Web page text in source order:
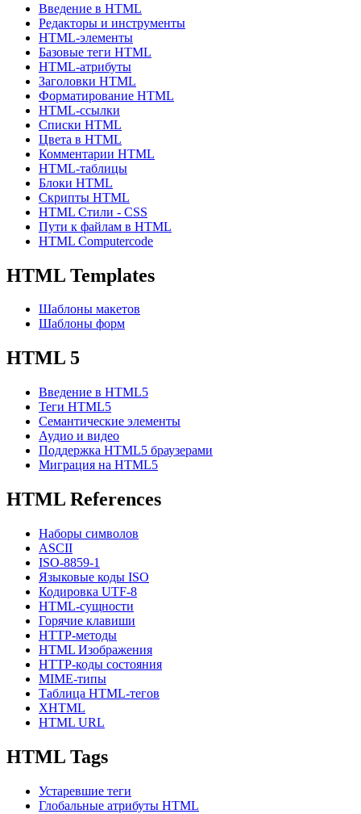
Введение в HTML
Редакторы и инструменты
HTML-элементы
Базовые теги HTML
HTML-атрибуты
Заголовки HTML
Форматирование HTML
HTML-ссылки
Списки HTML
Цвета в HTML
Комментарии HTML
HTML-таблицы
Блоки HTML
Скрипты HTML
HTML Стили - CSS
Пути к файлам в HTML
HTML Computercode
HTML Templates
Шаблоны макетов
Шаблоны форм
HTML 5
Введение в HTML5
Теги HTML5
Семантические элементы
Аудио и видео
Поддержка HTML5 браузерами
Миграция на HTML5
HTML References
Наборы символов
ASCII
ISO-8859-1
Языковые коды ISO
Кодировка UTF-8
HTML-сущности
Горячие клавиши
HTTP-методы
HTML Изображения
HTTP-коды состояния
MIME-типы
Таблица HTML-тегов
XHTML
HTML URL
HTML Tags
Устаревшие теги
Глобальные атрибуты HTML